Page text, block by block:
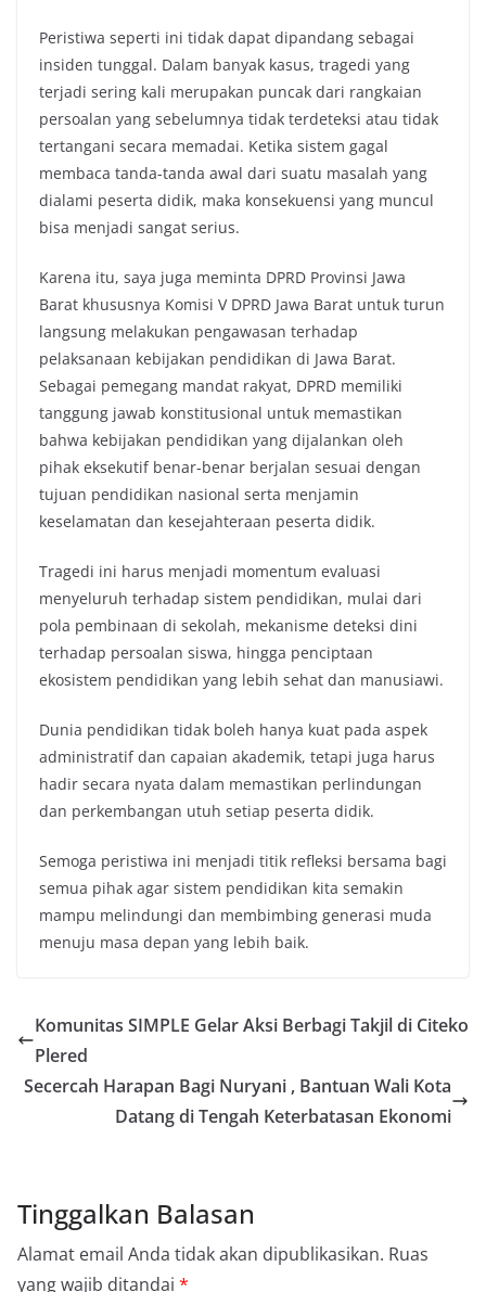
Peristiwa seperti ini tidak dapat dipandang sebagai
insiden tunggal. Dalam banyak kasus, tragedi yang
terjadi sering kali merupakan puncak dari rangkaian
persoalan yang sebelumnya tidak terdeteksi atau tidak
tertangani secara memadai. Ketika sistem gagal
membaca tanda-tanda awal dari suatu masalah yang
dialami peserta didik, maka konsekuensi yang muncul
bisa menjadi sangat serius.
Karena itu, saya juga meminta DPRD Provinsi Jawa
Barat khususnya Komisi V DPRD Jawa Barat untuk turun
langsung melakukan pengawasan terhadap
pelaksanaan kebijakan pendidikan di Jawa Barat.
Sebagai pemegang mandat rakyat, DPRD memiliki
tanggung jawab konstitusional untuk memastikan
bahwa kebijakan pendidikan yang dijalankan oleh
pihak eksekutif benar-benar berjalan sesuai dengan
tujuan pendidikan nasional serta menjamin
keselamatan dan kesejahteraan peserta didik.
Tragedi ini harus menjadi momentum evaluasi
menyeluruh terhadap sistem pendidikan, mulai dari
pola pembinaan di sekolah, mekanisme deteksi dini
terhadap persoalan siswa, hingga penciptaan
ekosistem pendidikan yang lebih sehat dan manusiawi.
Dunia pendidikan tidak boleh hanya kuat pada aspek
administratif dan capaian akademik, tetapi juga harus
hadir secara nyata dalam memastikan perlindungan
dan perkembangan utuh setiap peserta didik.
Semoga peristiwa ini menjadi titik refleksi bersama bagi
semua pihak agar sistem pendidikan kita semakin
mampu melindungi dan membimbing generasi muda
menuju masa depan yang lebih baik.
Komunitas SIMPLE Gelar Aksi Berbagi Takjil di Citeko
Plered
Secercah Harapan Bagi Nuryani , Bantuan Wali Kota
Datang di Tengah Keterbatasan Ekonomi
Tinggalkan Balasan
Alamat email Anda tidak akan dipublikasikan. Ruas
yang wajib ditandai *